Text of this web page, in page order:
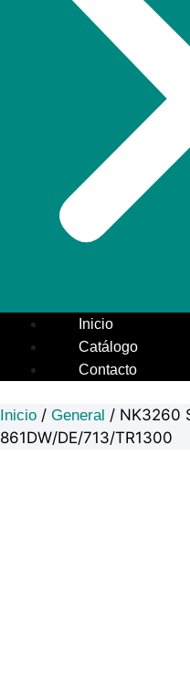
Inicio
Catálogo
Contacto
Inicio / General / NK3260
861DW/DE/713/TR1300